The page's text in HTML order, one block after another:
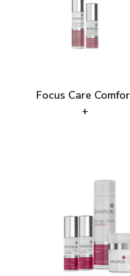
Focus Care
+